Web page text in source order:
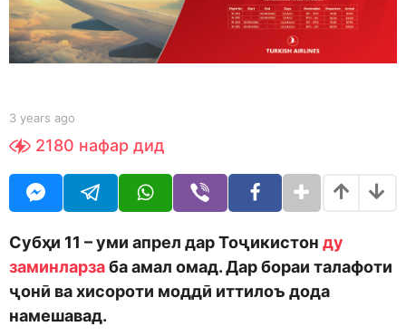
e
a
r
a
g
o
b
S
h
d
o
3 years ago
e
g
2180 нафар дид
Субҳи 11 – уми апрел дар Тоҷикистон ду
заминларзаба амал омад. Дар бораи талафоти
ҷонӣ ва хисороти моддӣ иттилоъ дода
намешавад.